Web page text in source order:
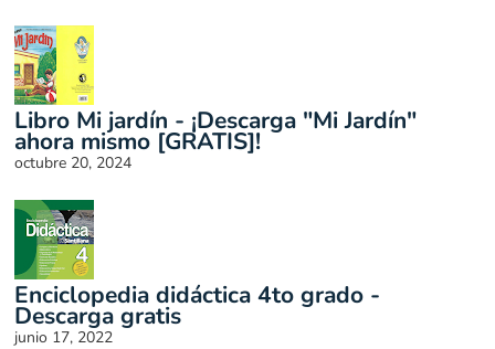
Libro Mi jardín - ¡Descarga "Mi Jardín"
ahora mismo [GRATIS]!
octubre 20, 2024
Enciclopedia didáctica 4to grado -
Descarga gratis
junio 17, 2022